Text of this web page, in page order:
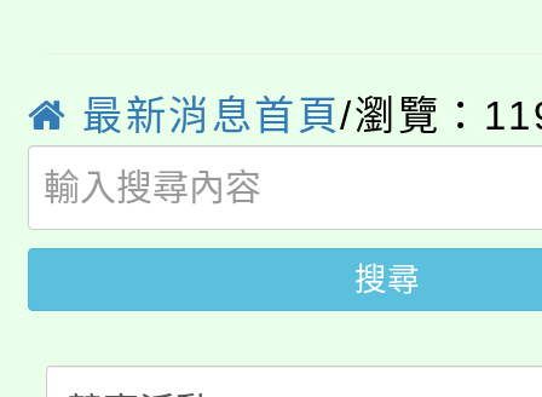
系所師生報名參加。
學籍身 分審查程序及
版
公告本校115學年度第
代理(課)教師甄選結果(
「2026金融保險知識
桃園市115學年度學生
公告本校115學年度第
公告本校115學年度第
最新消息首頁/瀏覽：
搜尋